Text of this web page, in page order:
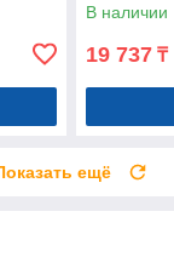
В наличии
19 737 ₸
ещё